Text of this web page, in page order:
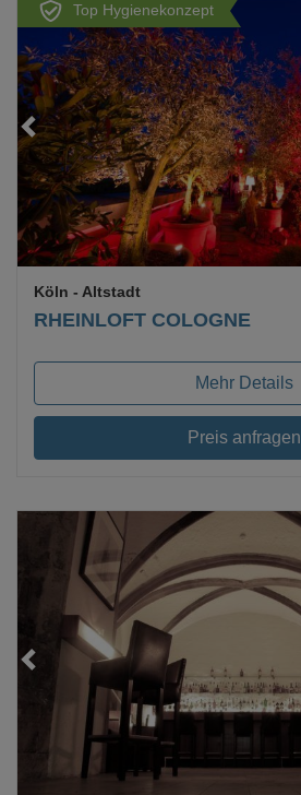
Top Hygienekonzept
Loading...
RHEINLOFT COLOGNE
Köln - Altstadt
Mehr Details
Preis anfragen